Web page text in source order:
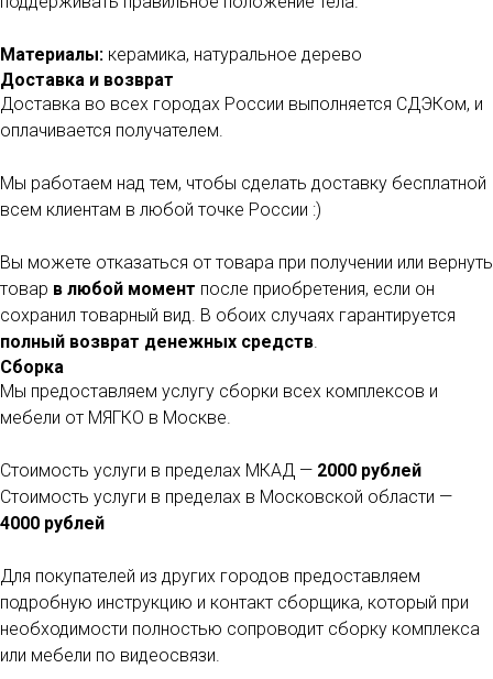
Материалы: керамика, натуральное дерево
Доставка и возврат
Доставка во всех городах России выполняется СДЭКом, и
оплачивается получателем.
Мы работаем над тем, чтобы сделать доставку бесплатной
всем клиентам в любой точке России :)
Вы можете отказаться от товара при получении или вернуть
товар в любой момент после приобретения, если он
сохранил товарный вид. В обоих случаях гарантируется
полный возврат денежных средств.
Сборка
Мы предоставляем услугу сборки всех комплексов и
мебели от МЯГКО в Москве.
Стоимость услуги в пределах МКАД — 2000 рублей
Стоимость услуги в пределах в Московской области —
4000 рублей
Для покупателей из других городов предоставляем
подробную инструкцию и контакт сборщика, который при
необходимости полностью сопроводит сборку комплекса
или мебели по видеосвязи.
Написать нам в Telegram
Написать нам в Whatsapp
КОНТАКТЫ
Фрунзенская набережная, 24
Email: meow@myagko.pet
Тел: +7-(987)-912-03-69
Мебель
Лотки
Переноски
Когтеточки
Дино-когтеточки
Игрушки
КАТАЛОГ